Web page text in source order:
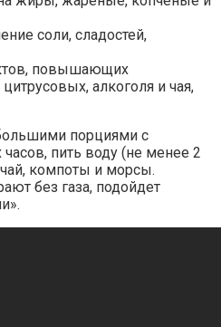
соли, сладостей,
повышающих
алкоголя и чая,
порциями с
пить воду (не менее 2
компоты и морсы.
без газа, подойдет